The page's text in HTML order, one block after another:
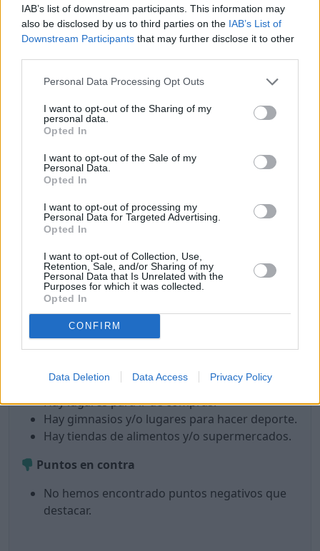
IAB’s list of downstream participants. This information may
also be disclosed by us to third parties on the IAB’s List of
Downstream Participants that may further disclose it to other
Personal Data Processing Opt Outs
I want to opt-out of the Sharing of my
personal data.
Opted In
I want to opt-out of the Sale of my
Personal Data.
Opted In
I want to opt-out of processing my
Personal Data for Targeted Advertising.
Opted In
I want to opt-out of Collection, Use,
Retention, Sale, and/or Sharing of my
Personal Data that Is Unrelated with the
Purposes for which it was collected.
Opted In
CONFIRM
Data Deletion Data Access Privacy Policy
Con una puntuación de 3,8/5,Shanghái es un
buen lugar para vivir como nómada digital.
Puntos a favor y puntos en
contra
A continuación, vamos a listar algunos puntos a
favor y puntos de Shanghái para vivir como
nómada digital.
Puntos a favor
Buen coste de vida.
Internet rápido.
Es un lugar seguro.
Poca probabilidad de sufrir un robo.
Buena sanidad y hospitales.
Hay una buena oferta gastronómica.
Hay lugares para tomar café o té.
Hay lugares y eventos de cultura y ocio.
Hay lugares de interés que visitar.
Hay lugares para ir de compras.
Hay gimnasios y/o lugares para hacer deporte.
Hay tiendas de alimentos y/o supermercados.
Puntos en contra
No hemos encontrado puntos negativos que
destacar.